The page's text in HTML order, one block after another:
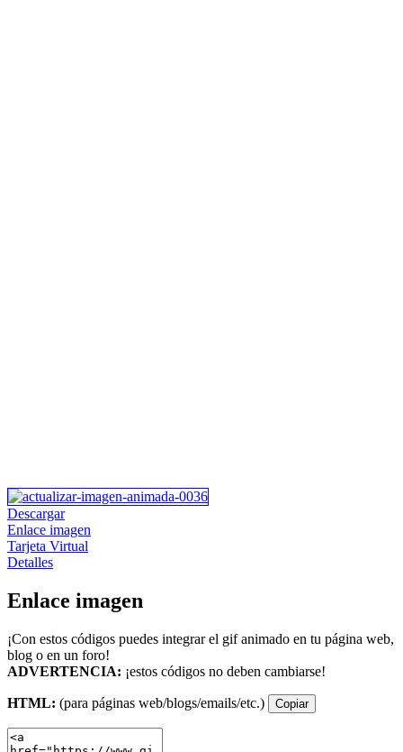
Descargar
Enlace imagen
Tarjeta Virtual
Detalles
Enlace imagen
¡Con estos códigos puedes integrar el gif animado en tu página web,
blog o en un foro!
ADVERTENCIA: ¡estos códigos no deben cambiarse!
HTML: (para páginas web/blogs/emails/etc.) Copiar